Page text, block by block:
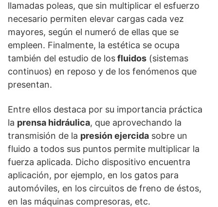
llamadas poleas, que sin multiplicar el esfuerzo
necesario permiten elevar cargas cada vez
mayores, según el numeró de ellas que se
empleen. Finalmente, la estética se ocupa
también del estudio de losfluidos (sistemas
continuos) en reposo y de los fenómenos que
presentan.
Entre ellos destaca por su importancia práctica
la prensa hidráulica, que aprovechando la
transmisión de la presión ejercida sobre un
fluido a todos sus puntos permite multiplicar la
fuerza aplicada. Dicho dispositivo encuentra
aplicación, por ejemplo, en los gatos para
automóviles, en los circuitos de freno de éstos,
en las máquinas compresoras, etc.